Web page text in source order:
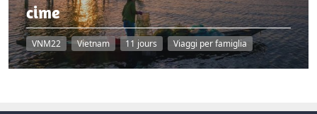
cime
VNM22 Vietnam 11 jours Viaggi per famiglia